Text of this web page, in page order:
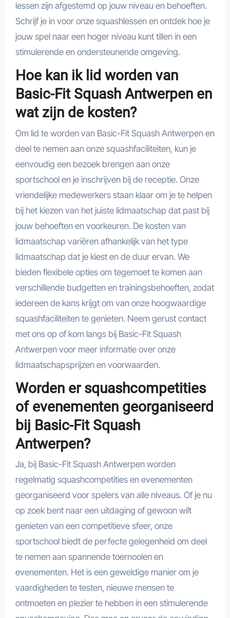
lessen zijn afgestemd op jouw niveau en behoeften.
Schrijf je in voor onze squashlessen en ontdek hoe je
jouw spel naar een hoger niveau kunt tillen in een
stimulerende en ondersteunende omgeving.
Hoe kan ik lid worden van
Basic-Fit Squash Antwerpen en
wat zijn de kosten?
Om lid te worden van Basic-Fit Squash Antwerpen en
deel te nemen aan onze squashfaciliteiten, kun je
eenvoudig een bezoek brengen aan onze
sportschool en je inschrijven bij de receptie. Onze
vriendelijke medewerkers staan klaar om je te helpen
bij het kiezen van het juiste lidmaatschap dat past bij
jouw behoeften en voorkeuren. De kosten van
lidmaatschap variëren afhankelijk van het type
lidmaatschap dat je kiest en de duur ervan. We
bieden flexibele opties om tegemoet te komen aan
verschillende budgetten en trainingsbehoeften, zodat
iedereen de kans krijgt om van onze hoogwaardige
squashfaciliteiten te genieten. Neem gerust contact
met ons op of kom langs bij Basic-Fit Squash
Antwerpen voor meer informatie over onze
lidmaatschapsprijzen en voorwaarden.
Worden er squashcompetities
of evenementen georganiseerd
bij Basic-Fit Squash
Antwerpen?
Ja, bij Basic-Fit Squash Antwerpen worden
regelmatig squashcompetities en evenementen
georganiseerd voor spelers van alle niveaus. Of je nu
op zoek bent naar een uitdaging of gewoon wilt
genieten van een competitieve sfeer, onze
sportschool biedt de perfecte gelegenheid om deel
te nemen aan spannende toernooien en
evenementen. Het is een geweldige manier om je
vaardigheden te testen, nieuwe mensen te
ontmoeten en plezier te hebben in een stimulerende